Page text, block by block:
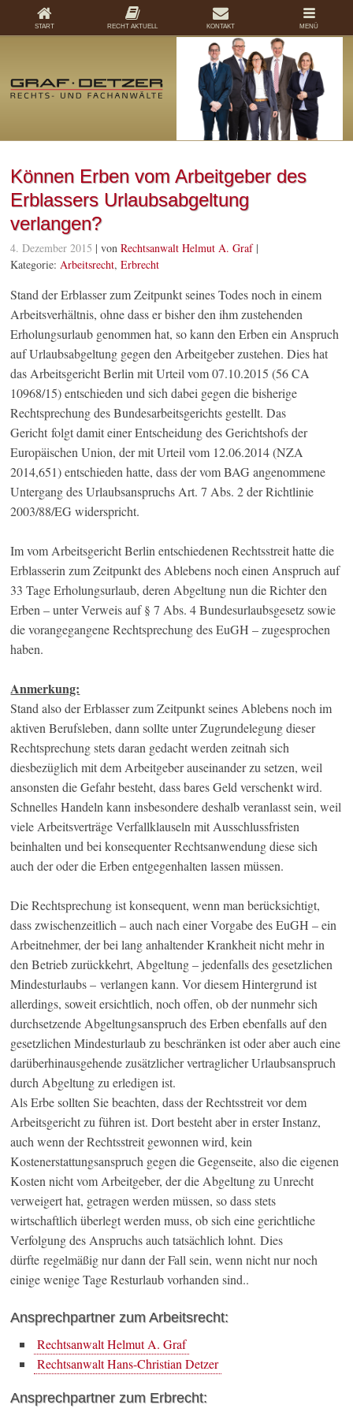
Können Erben vom Arbeitgeber des
Erblassers Urlaubsabgeltung
verlangen?
4. Dezember 2015 | vonRechtsanwalt Helmut A. Graf|
Kategorie:Arbeitsrecht,Erbrecht
Stand der Erblasser zum Zeitpunkt seines Todes noch in einem
Arbeitsverhältnis, ohne dass er bisher den ihm zustehenden
Erholungsurlaub genommen hat, so kann den Erben ein Anspruch
auf Urlaubsabgeltung gegen den Arbeitgeber zustehen. Dies hat
das Arbeitsgericht Berlin mit Urteil vom 07.10.2015 (56 CA
10968/15) entschieden und sich dabei gegen die bisherige
Rechtsprechung des Bundesarbeitsgerichts gestellt. Das
Gericht folgt damit einer Entscheidung des Gerichtshofs der
Europäischen Union, der mit Urteil vom 12.06.2014 (NZA
2014,651) entschieden hatte, dass der vom BAG angenommene
Untergang des Urlaubsanspruchs Art. 7 Abs. 2 der Richtlinie
2003/88/EG widerspricht.
Im vom Arbeitsgericht Berlin entschiedenen Rechtsstreit hatte die
Erblasserin zum Zeitpunkt des Ablebens noch einen Anspruch auf
33 Tage Erholungsurlaub, deren Abgeltung nun die Richter den
Erben – unter Verweis auf § 7 Abs. 4 Bundesurlaubsgesetz sowie
die vorangegangene Rechtsprechung des EuGH – zugesprochen
haben.
Anmerkung:
Stand also der Erblasser zum Zeitpunkt seines Ablebens noch im
aktiven Berufsleben, dann sollte unter Zugrundelegung dieser
Rechtsprechung stets daran gedacht werden zeitnah sich
diesbezüglich mit dem Arbeitgeber auseinander zu setzen, weil
ansonsten die Gefahr besteht, dass bares Geld verschenkt wird.
Schnelles Handeln kann insbesondere deshalb veranlasst sein, weil
viele Arbeitsverträge Verfallklauseln mit Ausschlussfristen
beinhalten und bei konsequenter Rechtsanwendung diese sich
auch der oder die Erben entgegenhalten lassen müssen.
Die Rechtsprechung ist konsequent, wenn man berücksichtigt,
dass zwischenzeitlich – auch nach einer Vorgabe des EuGH – ein
Arbeitnehmer, der bei lang anhaltender Krankheit nicht mehr in
den Betrieb zurückkehrt, Abgeltung – jedenfalls des gesetzlichen
Mindesturlaubs – verlangen kann. Vor diesem Hintergrund ist
allerdings, soweit ersichtlich, noch offen, ob der nunmehr sich
durchsetzende Abgeltungsanspruch des Erben ebenfalls auf den
gesetzlichen Mindesturlaub zu beschränken ist oder aber auch eine
darüberhinausgehende zusätzlicher vertraglicher Urlaubsanspruch
durch Abgeltung zu erledigen ist.
Als Erbe sollten Sie beachten, dass der Rechtsstreit vor dem
Arbeitsgericht zu führen ist. Dort besteht aber in erster Instanz,
auch wenn der Rechtsstreit gewonnen wird, kein
Kostenerstattungsanspruch gegen die Gegenseite, also die eigenen
Kosten nicht vom Arbeitgeber, der die Abgeltung zu Unrecht
verweigert hat, getragen werden müssen, so dass stets
wirtschaftlich überlegt werden muss, ob sich eine gerichtliche
Verfolgung des Anspruchs auch tatsächlich lohnt. Dies
dürfte regelmäßig nur dann der Fall sein, wenn nicht nur noch
einige wenige Tage Resturlaub vorhanden sind..
Ansprechpartner zum Arbeitsrecht:
Rechtsanwalt Helmut A. Graf
Rechtsanwalt Hans-Christian Detzer
Ansprechpartner zum Erbrecht:
START RECHT AKTUELL KONTAKT MENÜ